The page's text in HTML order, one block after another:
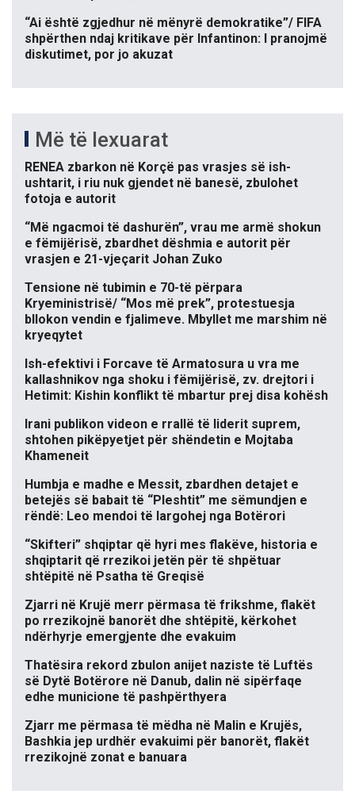
“Ai është zgjedhur në mënyrë demokratike”/ FIFA
shpërthen ndaj kritikave për Infantinon: I pranojmë
diskutimet, por jo akuzat
Më të lexuarat
RENEA zbarkon në Korçë pas vrasjes së ish-
ushtarit, i riu nuk gjendet në banesë, zbulohet
fotoja e autorit
“Më ngacmoi të dashurën”, vrau me armë shokun
e fëmijërisë, zbardhet dëshmia e autorit për
vrasjen e 21-vjeçarit Johan Zuko
Tensione në tubimin e 70-të përpara
Kryeministrisë/ “Mos më prek”, protestuesja
bllokon vendin e fjalimeve. Mbyllet me marshim në
kryeqytet
Ish-efektivi i Forcave të Armatosura u vra me
kallashnikov nga shoku i fëmijërisë, zv. drejtori i
Hetimit: Kishin konflikt të mbartur prej disa kohësh
Irani publikon videon e rrallë të liderit suprem,
shtohen pikëpyetjet për shëndetin e Mojtaba
Khameneit
Humbja e madhe e Messit, zbardhen detajet e
betejës së babait të “Pleshtit” me sëmundjen e
rëndë: Leo mendoi të largohej nga Botërori
“Skifteri” shqiptar që hyri mes flakëve, historia e
shqiptarit që rrezikoi jetën për të shpëtuar
shtëpitë në Psatha të Greqisë
Zjarri në Krujë merr përmasa të frikshme, flakët
po rrezikojnë banorët dhe shtëpitë, kërkohet
ndërhyrje emergjente dhe evakuim
Thatësira rekord zbulon anijet naziste të Luftës
së Dytë Botërore në Danub, dalin në sipërfaqe
edhe municione të pashpërthyera
Zjarr me përmasa të mëdha në Malin e Krujës,
Bashkia jep urdhër evakuimi për banorët, flakët
rrezikojnë zonat e banuara